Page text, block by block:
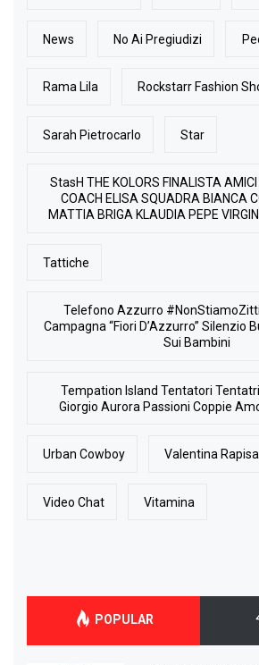
News No Ai Pregiudizi
Rama Lila Rockstarr Fashion
Sarah Pietrocarlo Star
StasH THE KOLORS FINALISTA
COACH ELISA SQUADRA BIANCA
MATTIA BRIGA KLAUDIA PEPE
Tattiche
Telefono Azzurro
Campagna “Fiori D’Azzurro” Silenzio
Sui Bambini
Tempation Island Tentatori
Giorgio Aurora Passioni Coppie
Urban Cowboy Valentina
Video Chat Vitamina
POPULAR